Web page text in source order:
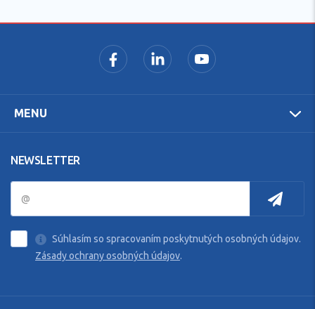
MENU
NEWSLETTER
Súhlasím so spracovaním poskytnutých osobných údajov.
Zásady ochrany osobných údajov.